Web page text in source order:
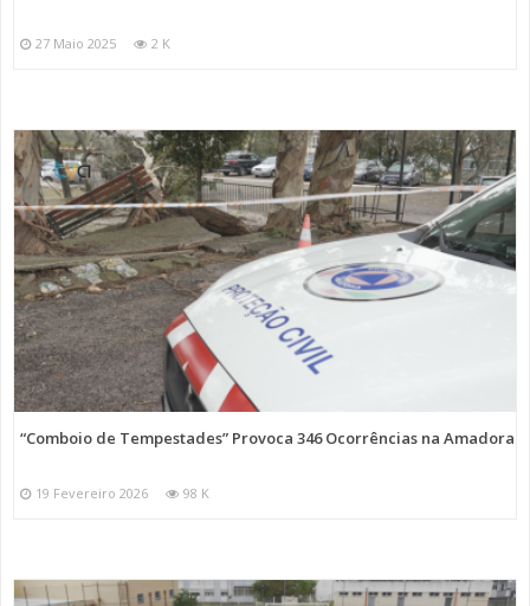
27 Maio 2025 2 K
“Comboio de Tempestades” Provoca 346 Ocorrências na Amadora
19 Fevereiro 2026 98 K